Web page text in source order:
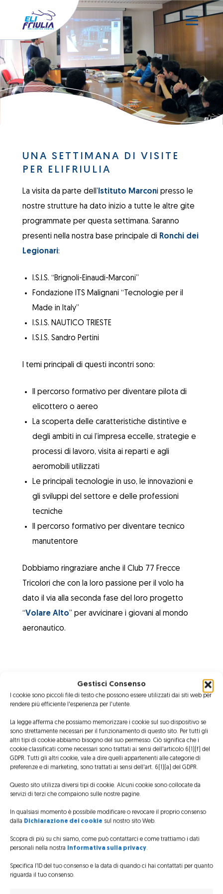
Gestisci Consenso
I cookie sono piccoli file di testo che possono essere utilizzati dai siti web per
rendere più efficiente l'esperienza per l'utente.
La legge afferma che possiamo memorizzare i cookie sul suo dispositivo se
sono strettamente necessari per il funzionamento di questo sito. Per tutti gli
altri tipi di cookie abbiamo bisogno del suo permesso. Ciò significa che i
cookie classificati come necessari sono trattati ai sensi dell'articolo 6(1)(f) del
GDPR. Tutti gli altri cookie, vale a dire quelli appartenenti alle categorie di
preferenze e di marketing, sono trattati ai sensi dell'art. 6(1)(a) del GDPR.
Questo sito utilizza diversi tipi di cookie. Alcuni cookie sono collocate da
servizi di terzi che compaiono sulle nostre pagine.
In qualsiasi momento è possibile modificare o revocare il proprio consenso
dalla Dichiarazione dei cookie sul nostro sito Web.
Scopra di più su chi siamo, come può contattarci e come trattiamo i dati
personali nella nostra
Informativa sulla privacy.
Specifica l’ID del tuo consenso e la data di quando ci hai contattati per quanto
riguarda il tuo consenso.
UNA SETTIMANA DI VISITE
PER ELIFRIULIA
La visita da parte dell’ Istituto Marconi presso le
nostre strutture ha dato inizio a tutte le altre gite
programmate per questa settimana. Saranno
presenti nella nostra base principale di Ronchi dei
Legionari:
I.S.I.S. “Brignoli-Einaudi-Marconi”
Fondazione ITS Malignani “Tecnologie per il
Made in Italy”
I.S.I.S. NAUTICO TRIESTE
I.S.I.S. Sandro Pertini
I temi principali di questi incontri sono:
Il percorso formativo per diventare pilota di
elicottero o aereo
La scoperta delle caratteristiche distintive e
degli ambiti in cui l’impresa eccelle, strategie e
processi di lavoro, visita ai reparti e agli
aeromobili utilizzati
Le principali tecnologie in uso, le innovazioni e
gli sviluppi del settore e delle professioni
tecniche
ll percorso formativo per diventare tecnico
manutentore
Dobbiamo ringraziare anche il Club 77 Frecce
Tricolori che con la loro passione per il volo ha
dato il via alla seconda fase del loro progetto
“Volare Alto” per avvicinare i giovani al mondo
aeronautico.
BATTESIMO DEL VOLO PER GLI ALLIEVI DEL CENTRO STUDI VOLTA
anno tra Elifriulia e il Centro Studi